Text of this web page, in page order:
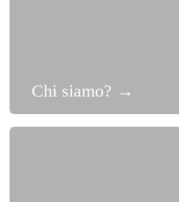
Chi siamo? →